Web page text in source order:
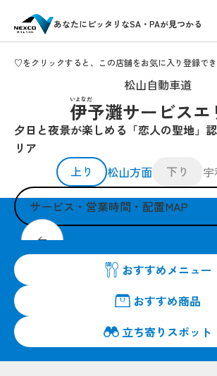
あなたにピッタリなSA・PAが見つかる
♡をクリックすると、この店舗をお気に入り登録で
松山自動車道
伊予灘サービスエ
いよなだ
夕日と夜景が楽しめる「恋人の聖地」
リア
上り
松山方面 下り
サービス・営業時間・配置MAP
二人の絆を深め、思い出を作る素敵な空間
おすすめメニュー
おすすめ商品
立ち寄りスポット